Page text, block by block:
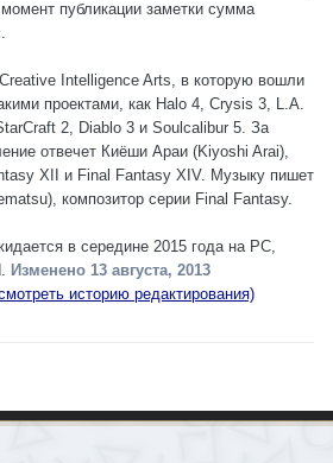
публикации заметки сумма
Intelligence Arts, в которую вошли
проектами, как Halo 4, Crysis 3, L.A.
2, Diablo 3 и Soulcalibur 5. За
отвечет Киёши Араи (Kiyoshi Arai),
XII и Final Fantasy XIV. Музыку пишет
композитор серии Final Fantasy.
в середине 2015 года на PC,
Изменено 13 августа, 2013
историю редактирования)